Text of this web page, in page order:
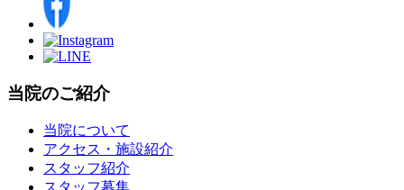
当院のご紹介
当院について
アクセス・施設紹介
スタッフ紹介